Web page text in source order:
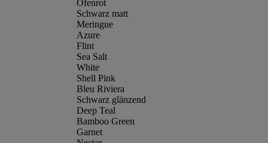
Ofenrot
Schwarz matt
Meringue
Azure
Flint
Sea Salt
White
Shell Pink
Bleu Riviera
Schwarz glänzend
Deep Teal
Bamboo Green
Garnet